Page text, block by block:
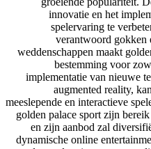
innovatie en het
spelervaring te
verantwoord gokken
weddenschappen maakt
bestemming voor
implementatie van nieuwe
augmented reality,
meeslepende en interactieve
golden palace sport zijn
en zijn aanbod zal
dynamische online